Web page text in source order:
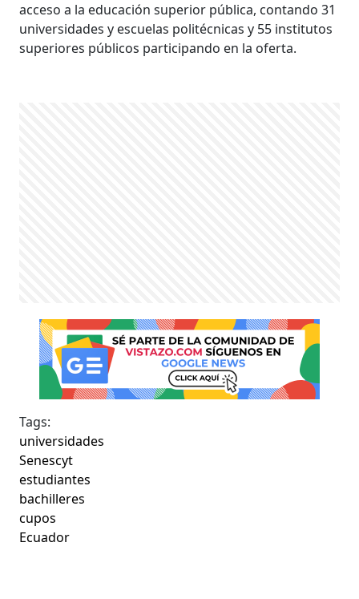
acceso a la educación superior pública, contando 31
universidades y escuelas politécnicas y 55 institutos
superiores públicos participando en la oferta.
Tags:
universidades
Senescyt
estudiantes
bachilleres
cupos
Ecuador